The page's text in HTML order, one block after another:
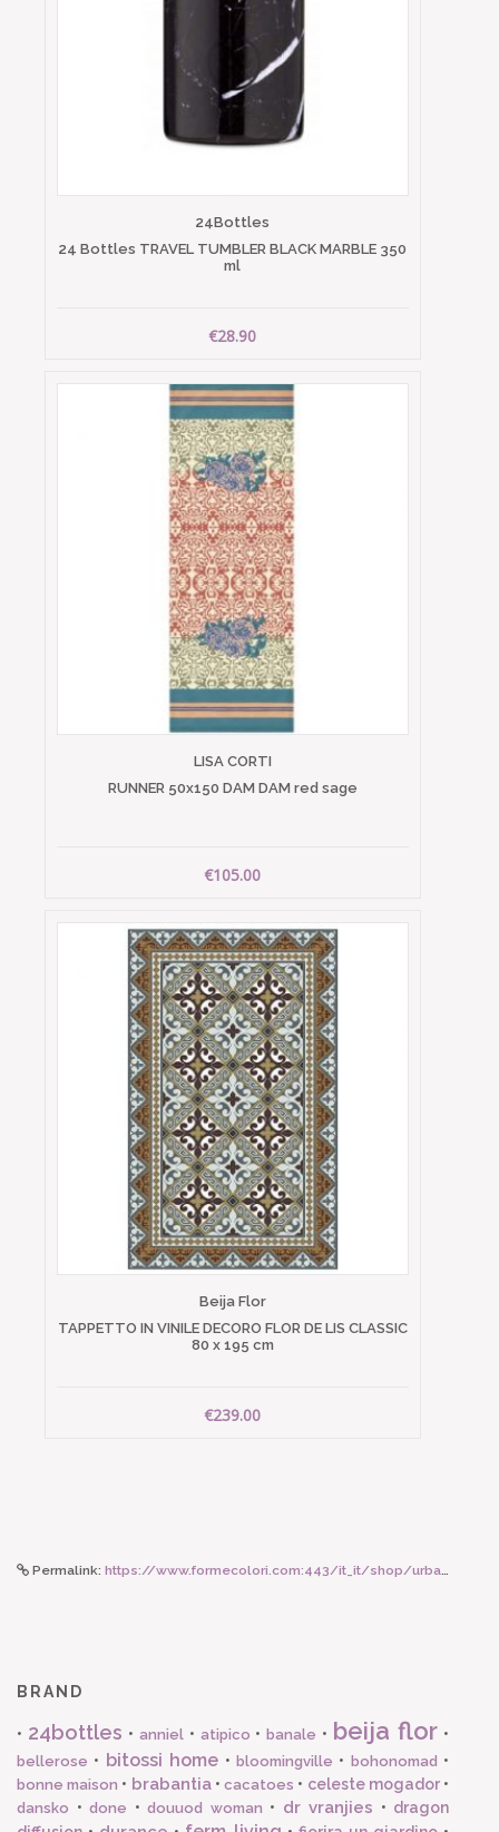
24Bottles
24 Bottles TRAVEL TUMBLER BLACK MARBLE 350
ml
€28.90
LISA CORTI
RUNNER 50x150 DAM DAM red sage
€105.00
Beija Flor
TAPPETTO IN VINILE DECORO FLOR DE LIS CLASSIC
80 x 195 cm
€239.00
Permalink: https://www.formecolori.com:443/it_it/shop/urban_bottles/travel_tumbler/24bottles_24_bottles_travel_tumbler_martinique_350_ml/3524
BRAND
• 24bottles • anniel• atipico •banale • beija flor •
bellerose • bitossi home • bloomingville • bohonomad •
bonne maison • brabantia•cacatoes • celeste mogador•
dansko • done • douuod woman • dr vranjies • dragon